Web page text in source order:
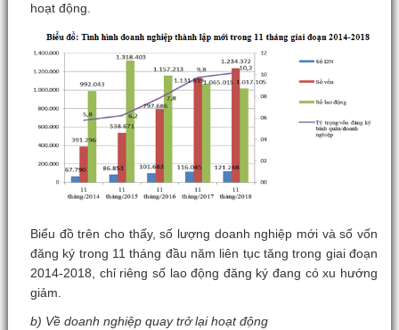
hoạt động.
Biểu đồ trên cho thấy, số lượng doanh nghiệp mới và số vốn
đăng ký trong 11 tháng đầu năm liên tục tăng trong giai đoạn
2014-2018, chỉ riêng số lao động đăng ký đang có xu hướng
giảm.
b) Về doanh nghiệp quay trở lại hoạt động